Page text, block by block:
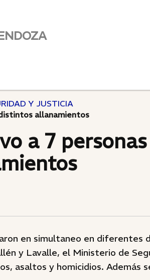
Y JUSTICIA
allanamientos
a 7
en simultaneo en diferentes
y Lavalle, el Ministerio de
asaltos y homicidios. Además